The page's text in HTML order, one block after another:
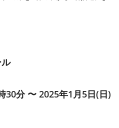
30分 〜 2025年1月5日(日)